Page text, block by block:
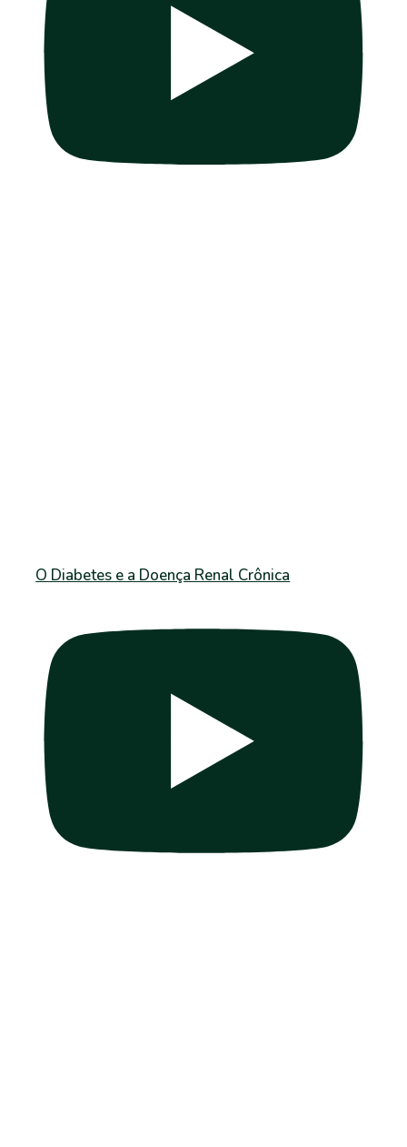
O Diabetes e a Doença Renal Crônica